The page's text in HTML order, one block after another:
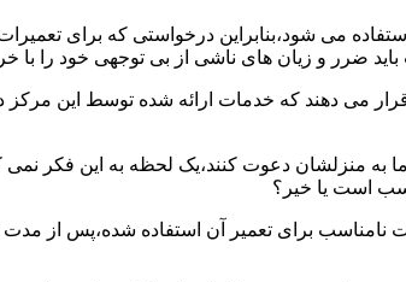
می شود،بنابراین درخواستی که برای
ضرر و زیان های ناشی از بی توجهی خود را با
قرار می دهند که خدمات ارائه شده توسط این
به منزلشان دعوت کنند،یک لحظه به این فکر نمی
است یا خیر؟
نامناسب برای تعمیر آن استفاده شده،پس از